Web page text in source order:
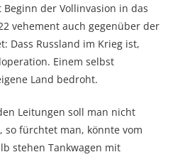
der Vollinvasion in das
vehement auch gegenüber der
Dass Russland im Krieg ist,
Einem selbst
Land bedroht.
Leitungen soll man nicht
so fürchtet man, könnte vom
stehen Tankwagen mit